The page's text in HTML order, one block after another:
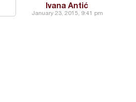
Ivana Antić
January 23, 2015, 9:41 pm